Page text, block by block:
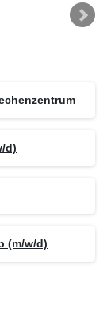
d)
(m/w/d)